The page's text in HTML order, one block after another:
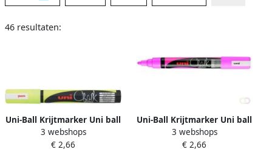
46 resultaten:
Uni-Ball Krijtmarker Uni ball
fluo geel ronde punt van 1
8 2 5 mm
3 webshops
€ 2,66
Uni-Ball Krijtmarker Uni ball
fluo roze ronde punt van 1
8 2 5 mm
3 webshops
€ 2,66